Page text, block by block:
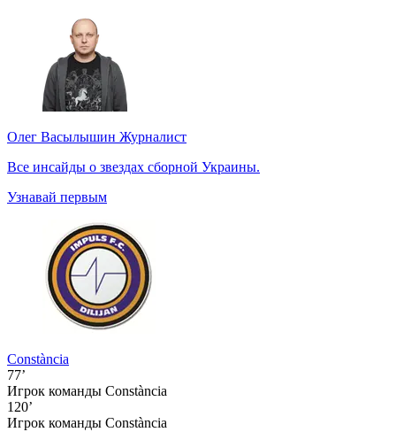
Олег Васылышин Журналист
Все инсайды о звездах сборной Украины.
Узнавай первым
Constància
77’
Игрок команды Constància
120’
Игрок команды Constància